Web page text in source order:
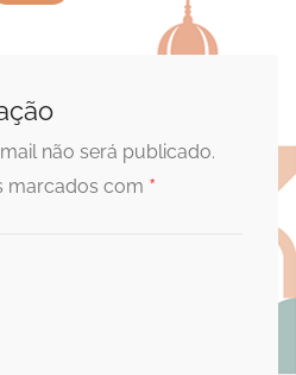
não será publicado.
marcados com *